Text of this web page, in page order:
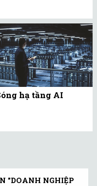
hạ tầng AI
"DOANH NGHIỆP